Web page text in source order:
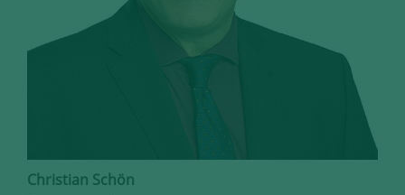
Christian Schön